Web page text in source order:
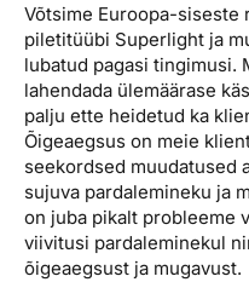
Võtsime Euroopa-siseste
piletitüübi Superlight ja
lubatud pagasi tingimusi.
lahendada ülemäärase
palju ette heidetud ka
Õigeaegsus on meie
seekordsed muudatused
sujuva pardalemineku ja
on juba pikalt probleeme
viivitusi pardaleminekul
õigeaegsust ja mugavust.